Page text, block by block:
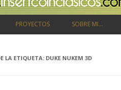
PROYECTOS SOBRE MI…
LA ETIQUETA: DUKE NUKEM 3D